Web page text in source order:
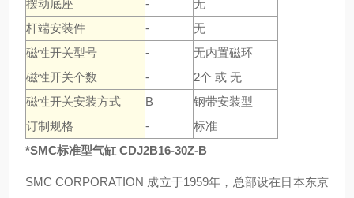
摆动底座
-
无
杆端安装件
-
无
磁性开关型号
-
无内置磁环
磁性开关个数
-
2个 或 无
磁性开关安装方式
B
钢带安装型
订制规格
-
标准
*SMC标准型气缸 CDJ2B16-30Z-B
SMC CORPORATION 成立于1959年，总部设在日本东京